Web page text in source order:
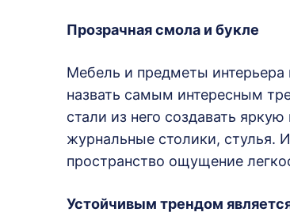
Прозрачная смола и букле
Мебель и предметы
назвать самым интересным
стали из него создавать
журнальные столики, стулья.
пространство ощущение
Устойчивым трендом